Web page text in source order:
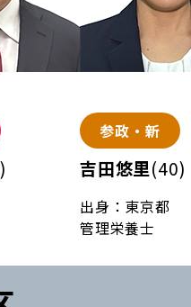
参政・新
吉田悠里(40)
出身：東京都
管理栄養士